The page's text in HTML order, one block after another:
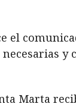
el
Marta